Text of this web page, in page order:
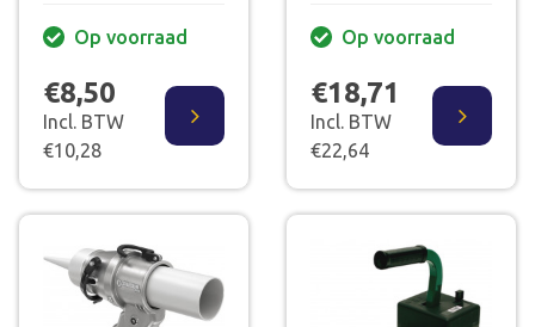
Op voorraad
€8,50
Incl. BTW
€10,28
Op voorraad
€18,71
Incl. BTW
€22,64